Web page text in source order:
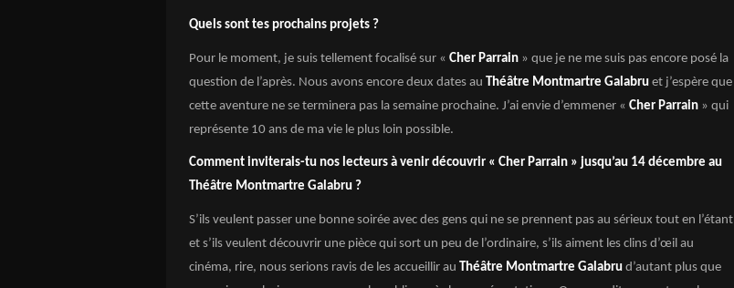
Quels sont tes prochains projets ?
Pour le moment, je suis tellement focalisé sur « Cher Parrain » que je ne me suis pas encore posé la
question de l’après. Nous avons encore deux dates au
Théâtre Montmartre Galabru et j’espère que
cette aventure ne se terminera pas la semaine prochaine. J’ai envie d’emmener « Cher Parrain » qui
représente 10 ans de ma vie le plus loin possible.
Comment inviterais-tu nos lecteurs à venir découvrir « Cher Parrain » jusqu’au 14 décembre au
Théâtre Montmartre Galabru ?
S’ils veulent passer une bonne soirée avec des gens qui ne se prennent pas au sérieux tout en l’étant
et s’ils veulent découvrir une pièce qui sort un peu de l’ordinaire, s’ils aiment les clins d’œil au
cinéma, rire, nous serions ravis de les accueillir au Théâtre Montmartre Galabru d’autant plus que